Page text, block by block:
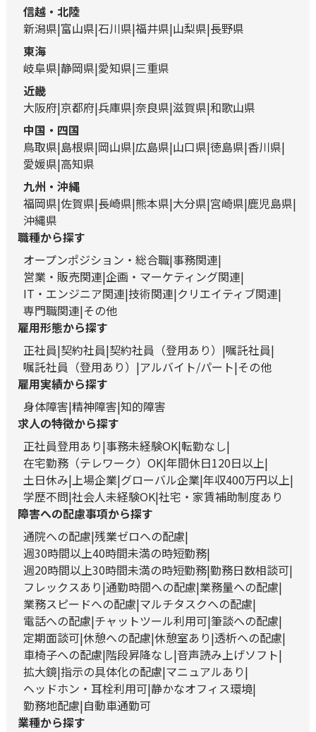
信越・北陸
新潟県 富山県 石川県 福井県 山梨県 長野県
東海
岐阜県 静岡県 愛知県 三重県
近畿
大阪府 京都府 兵庫県 奈良県 滋賀県 和歌山県
中国・四国
鳥取県 島根県 岡山県 広島県 山口県 徳島県 香川県
愛媛県 高知県
九州・沖縄
福岡県 佐賀県 長崎県 熊本県 大分県 宮崎県 鹿児島県
沖縄県
職種から探す
オープンポジション・総合職 事務関連
営業・販売関連 企画・マーケティング関連
IT・エンジニア関連 技術関連 クリエイティブ関連
専門職関連 その他
雇用形態から探す
正社員 契約社員 契約社員（登用あり）
嘱託社員
嘱託社員（登用あり）
アルバイト/パート その他
雇用実績から探す
身体障害 精神障害 知的障害
求人の特徴から探す
正社員登用あり 事務未経験OK 転勤なし
在宅勤務（テレワーク）OK 年間休日120日以上
土日休み 上場企業 グローバル企業 年収400万円以上
学歴不問 社会人未経験OK 社宅・家賃補助制度あり
障害への配慮事項から探す
通院への配慮 残業ゼロへの配慮
週30時間以上40時間未満の時短勤務
週20時間以上30時間未満の時短勤務 勤務日数相談可
フレックスあり 通勤時間への配慮 業務量への配慮
業務スピードへの配慮 マルチタスクへの配慮
電話への配慮 チャットツール利用可 筆談への配慮
定期面談可 休憩への配慮 休憩室あり 透析への配慮
車椅子への配慮 階段昇降なし 音声読み上げソフト
拡大鏡 指示の具体化の配慮 マニュアルあり
ヘッドホン・耳栓利用可 静かなオフィス環境
勤務地配慮 自動車通勤可
業種から探す